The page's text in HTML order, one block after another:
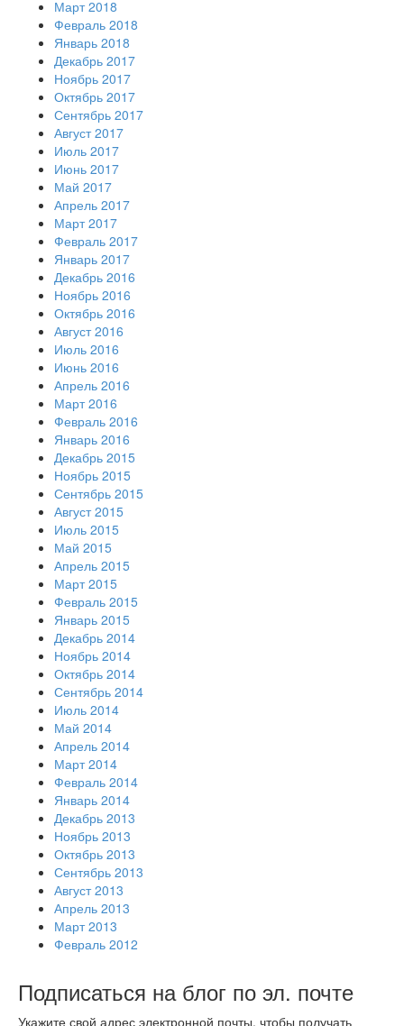
Март 2018
Февраль 2018
Январь 2018
Декабрь 2017
Ноябрь 2017
Октябрь 2017
Сентябрь 2017
Август 2017
Июль 2017
Июнь 2017
Май 2017
Апрель 2017
Март 2017
Февраль 2017
Январь 2017
Декабрь 2016
Ноябрь 2016
Октябрь 2016
Август 2016
Июль 2016
Июнь 2016
Апрель 2016
Март 2016
Февраль 2016
Январь 2016
Декабрь 2015
Ноябрь 2015
Сентябрь 2015
Август 2015
Июль 2015
Май 2015
Апрель 2015
Март 2015
Февраль 2015
Январь 2015
Декабрь 2014
Ноябрь 2014
Октябрь 2014
Сентябрь 2014
Июль 2014
Май 2014
Апрель 2014
Март 2014
Февраль 2014
Январь 2014
Декабрь 2013
Ноябрь 2013
Октябрь 2013
Сентябрь 2013
Август 2013
Апрель 2013
Март 2013
Февраль 2012
Подписаться на блог по эл. почте
Укажите свой адрес электронной почты, чтобы получать